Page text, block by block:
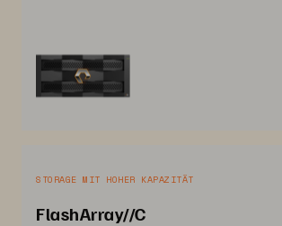
STORAGE MIT HOHER KAPAZITÄT
FlashArray//C